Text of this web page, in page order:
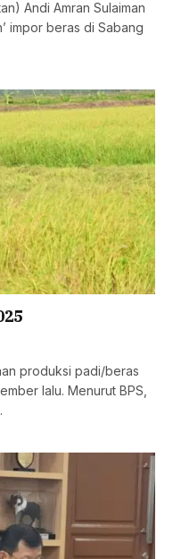
Andi Amran Sulaiman
impor beras di Sabang
produksi padi/beras
lalu. Menurut BPS,